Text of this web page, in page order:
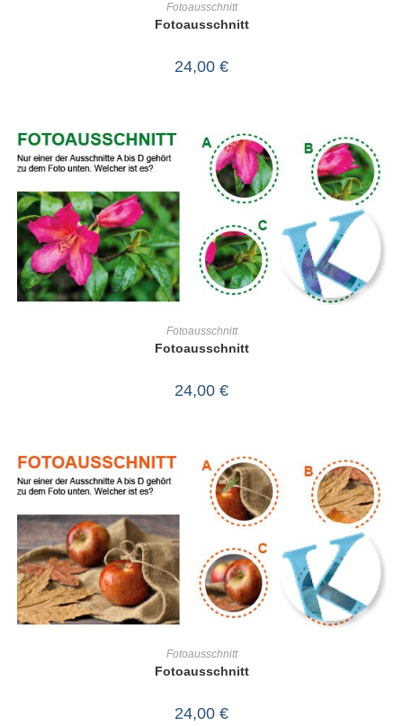
Fotoausschnitt
Fotoausschnitt
24,00 €
Fotoausschnitt
Fotoausschnitt
24,00 €
Fotoausschnitt
Fotoausschnitt
24,00 €